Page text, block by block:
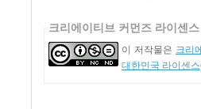
크리에이티브 커먼즈 라이센스
이 저작물은 크리
대한민국 라이센스